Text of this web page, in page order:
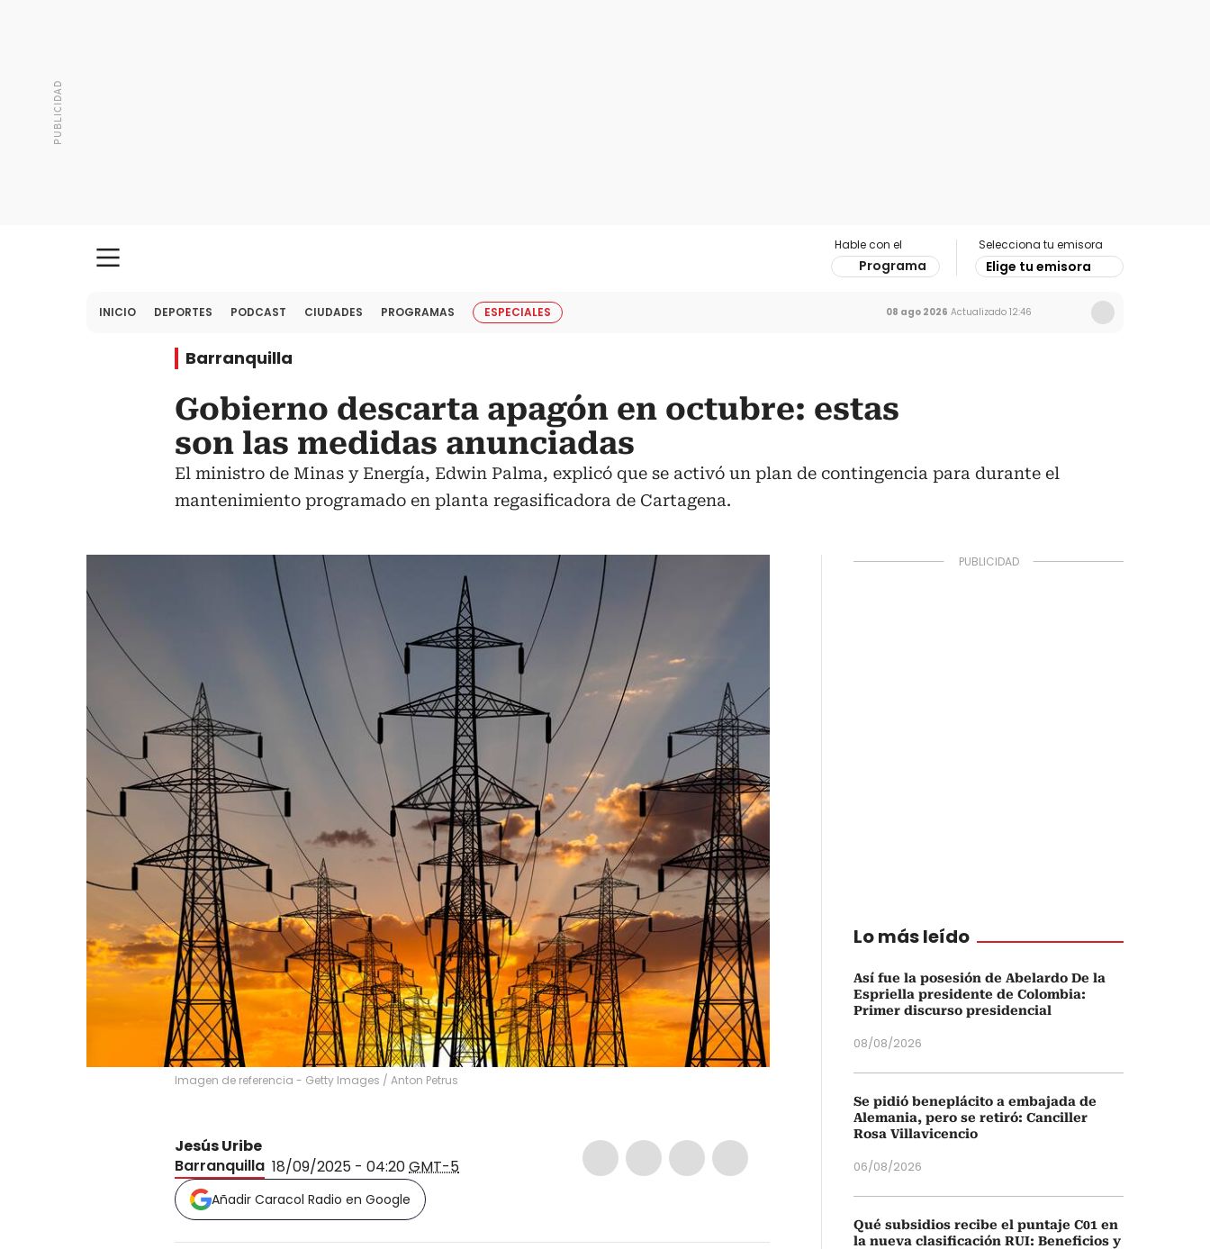
Hable con el
Programa
Selecciona tu emisora
Elige tu emisora
INICIO DEPORTES PODCAST CIUDADES PROGRAMAS ESPECIALES 08 ago 2026 Actualizado 12:46
Barranquilla
Gobierno descarta apagón en octubre: estas
son las medidas anunciadas
El ministro de Minas y Energía, Edwin Palma, explicó que se activó un plan de contingencia para durante el
mantenimiento programado en planta regasificadora de Cartagena.
Imagen de referencia - Getty Images / Anton Petrus
Jesús Uribe
Barranquilla 18/09/2025 - 04:20GMT-5
Añadir Caracol Radio en Google
Lo más leído
Así fue la posesión de Abelardo De la
Espriella presidente de Colombia:
Primer discurso presidencial
08/08/2026
Se pidió beneplácito a embajada de
Alemania, pero se retiró: Canciller
Rosa Villavicencio
06/08/2026
Qué subsidios recibe el puntaje C01 en
la nueva clasificación RUI: Beneficios y